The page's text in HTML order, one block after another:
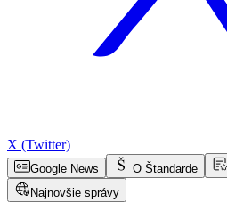
X (Twitter)
Google News O Štandarde
Najnovšie správy